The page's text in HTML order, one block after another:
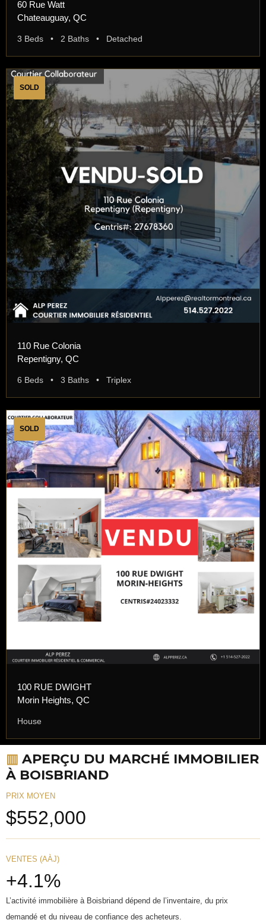
60 Rue Watt
Chateauguay, QC
3 Beds • 2 Baths • Detached
SOLD
110 Rue Colonia
Repentigny, QC
6 Beds • 3 Baths • Triplex
SOLD
100 RUE DWIGHT
Morin Heights, QC
House
▥ APERÇU DU MARCHÉ IMMOBILIER
À BOISBRIAND
PRIX MOYEN
$552,000
VENTES (AÀJ)
+4.1%
L’activité immobilière à Boisbriand dépend de l’inventaire, du prix
demandé et du niveau de confiance des acheteurs.